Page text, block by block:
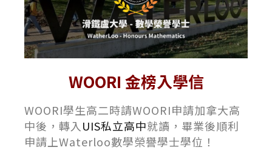
WOORI 金榜入學信
WOORI學生高二時請WOORI申請加拿大高
中後，轉入 UIS私立高中就讀，畢業後順利
申請上Waterloo數學榮譽學士學位！